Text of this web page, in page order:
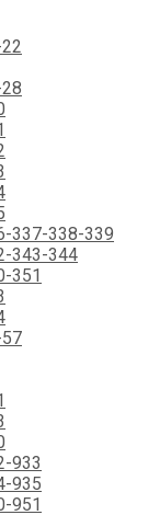
337-338-339
343-344
351
933
935
951